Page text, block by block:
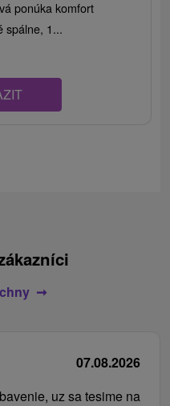
ponúka komfort
spálne, 1...
07.08.2026
uz sa tesime na